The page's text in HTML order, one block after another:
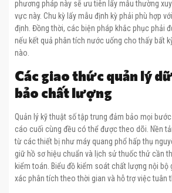
phương pháp này sẽ ưu tiên lấy mẫu thường
vực này. Chu kỳ lấy mẫu định kỳ phải phù hợp
định. Đồng thời, các biện pháp khắc phục phải
nếu kết quả phân tích nước uống cho thấy bất
nào.
Các giao thức quản lý
bảo chất lượng
Quản lý kỹ thuật số tập trung đảm bảo mọi
cáo cuối cùng đều có thể được theo dõi. Nền
từ các thiết bị như máy quang phổ hấp thụ
giữ hồ sơ hiệu chuẩn và lịch sử thuốc thử cần
kiểm toán. Biểu đồ kiểm soát chất lượng nội bộ
xác phân tích theo thời gian và hỗ trợ việc tuân